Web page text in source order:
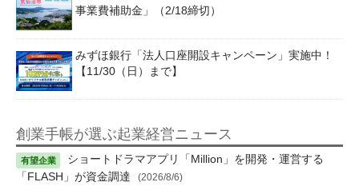
事業費補助金」（2/18締切）
みずほ銀行「法人口座開設キャンペーン」実施中！
【11/30（日）まで】
創業手帳が選ぶ起業経営ニュース
ショートドラマアプリ「Million」を開発・運営する
「FLASH」が資金調達
(2026/8/6)